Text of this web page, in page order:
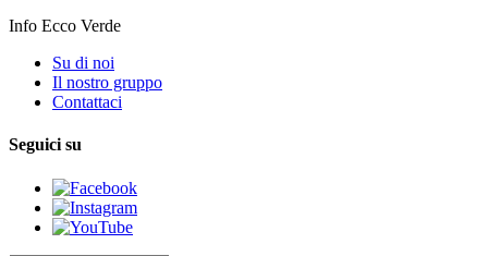
Info Ecco Verde
Su di noi
Il nostro gruppo
Contattaci
Seguici su